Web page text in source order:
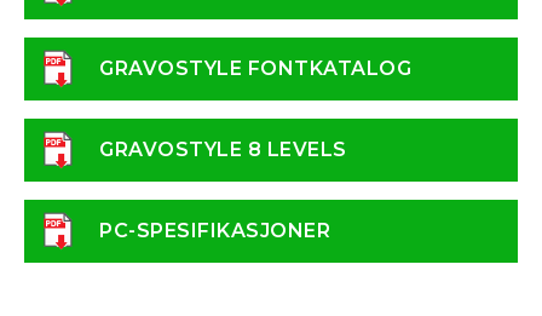
GRAVOSTYLE FONTKATALOG
GRAVOSTYLE 8 LEVELS
PC-SPESIFIKASJONER